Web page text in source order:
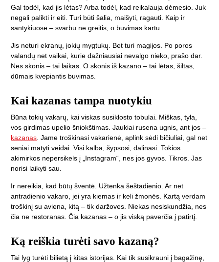
Gal todėl, kad jis lėtas? Arba todėl, kad reikalauja dėmesio. Juk
negali palikti ir eiti. Turi būti šalia, maišyti, ragauti. Kaip ir
santykiuose – svarbu ne greitis, o buvimas kartu.
Jis neturi ekranų, jokių mygtukų. Bet turi magijos. Po poros
valandų net vaikai, kurie dažniausiai nevalgo nieko, prašo dar.
Nes skonis – tai laikas. O skonis iš kazano – tai lėtas, šiltas,
dūmais kvepiantis buvimas.
Kai kazanas tampa nuotykiu
Būna tokių vakarų, kai viskas susiklosto tobulai. Miškas, tyla,
vos girdimas upelio šniokštimas. Jaukiai rusena ugnis, ant jos –
kazanas . Jame troškinasi vakarienė, aplink sėdi bičiuliai, gal net
seniai matyti veidai. Visi kalba, šypsosi, dalinasi. Tokios
akimirkos nepersikels į „Instagram“, nes jos gyvos. Tikros. Jas
norisi laikyti sau.
Ir nereikia, kad būtų šventė. Užtenka šeštadienio. Ar net
antradienio vakaro, jei yra kiemas ir keli žmonės. Kartą verdam
troškinį su aviena, kitą – tik daržoves. Niekas nesiskundžia, nes
čia ne restoranas. Čia kazanas – o jis viską paverčia į patirtį.
Ką reiškia turėti savo kazaną?
Tai lyg turėti bilietą į kitas istorijas. Kai tik susikrauni į bagažinę,